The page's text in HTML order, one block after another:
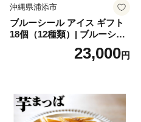
沖縄県浦添市
ブルーシール アイス ギフト
18個（12種類）| ブルーシー
ルアイス ブルーシールアイ
スクリーム 着日指定可能 送
誕生日 カップ 詰め合わせ バ
ラエティ | バニラ チョコレー
ト ストロベリー ピスタチオ
23,000円